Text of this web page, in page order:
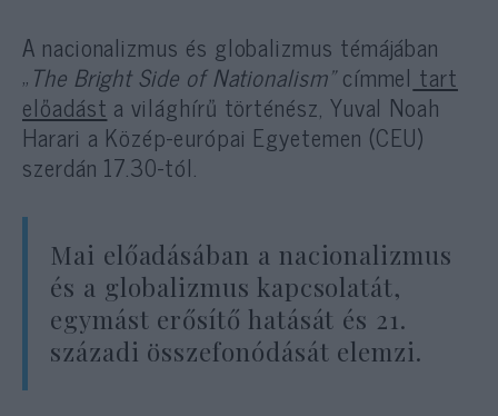
A nacionalizmus és globalizmus témájában
„The Bright Side of Nationalism”címmel tart
előadást a világhírű történész, Yuval Noah
Harari a Közép-európai Egyetemen (CEU)
szerdán 17.30-tól.
Mai előadásában a nacionalizmus
és a globalizmus kapcsolatát,
egymást erősítő hatását és 21.
századi összefonódását elemzi.